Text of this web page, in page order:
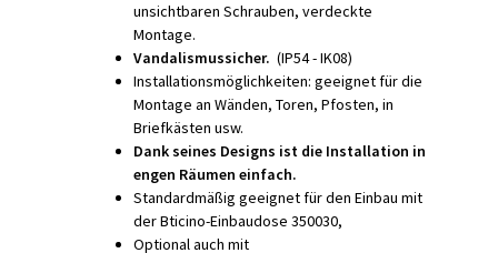
unsichtbaren Schrauben, verdeckte
Montage.
Vandalismussicher. (IP54 - IK08)
Installationsmöglichkeiten: geeignet für die
Montage an Wänden, Toren, Pfosten, in
Briefkästen usw.
Dank seines Designs ist die Installation in
engen Räumen einfach.
Standardmäßig geeignet für den Einbau mit
der Bticino-Einbaudose 350030,
Optional auch mit